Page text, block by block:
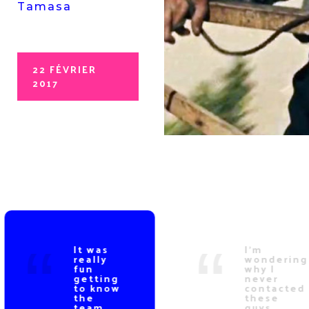
Tamasa
22 FÉVRIER
2017
It was
really
fun
getting
to know
the
I'm
wondering
why I
never
contacted
these